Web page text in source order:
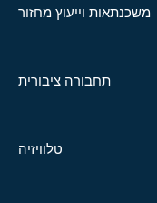
משכנתאות וייעוץ מחזור
תחבורה ציבורית
טלוויזיה